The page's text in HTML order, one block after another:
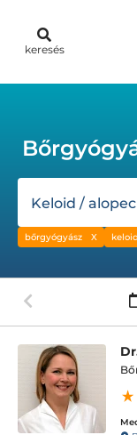
keresés
Keloid /
bőrgyógyász